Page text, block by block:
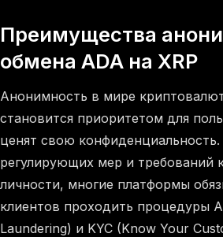
Преимущества
обмена ADA на XRP
Анонимность в мире
становится приоритетом для
ценят свою
регулирующих мер и требований
личности, многие платформы
клиентов проходить процедуры
Laundering) и KYC (Know Your